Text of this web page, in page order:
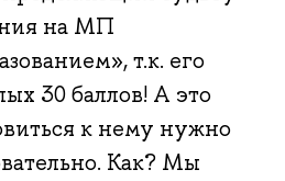
на МП
т.к. его
30 баллов! А это
к нему нужно
Как? Мы